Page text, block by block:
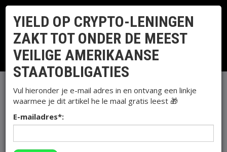
CRYPTOMATEN
De grootste cryptocommunity van
Nederland.
0.40% Tether (USDT) $0.999353 0.00%
Cryptomaten
Yield op crypto-leningen zakt tot onder de meest veilige
YIELD OP CRYPTO-LENINGEN
ZAKT TOT ONDER DE MEEST
VEILIGE AMERIKAANSE
STAATOBLIGATIES
Vul hieronder je e-mail adres in en ontvang een linkje
waarmee je dit artikel he le maal gratis leest 🎁
E-mailadres*: